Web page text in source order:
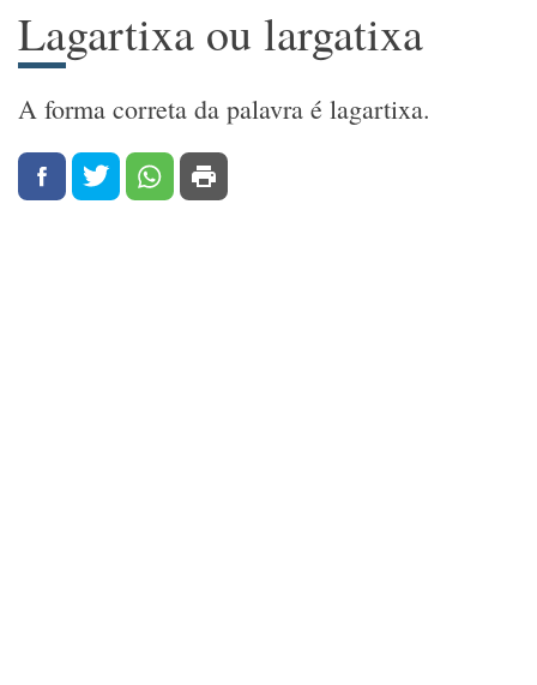
Lagartixa ou largatixa
A forma correta da palavra é lagartixa.